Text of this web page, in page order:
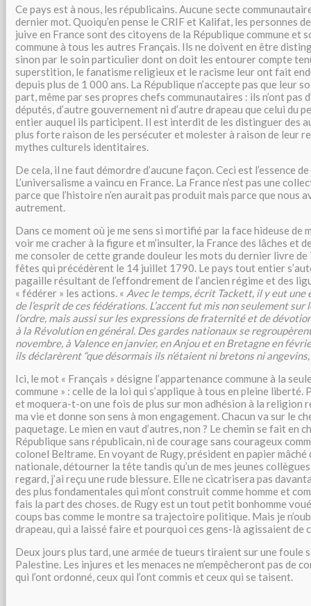
Ce pays est à nous, les républicains. Aucune secte
dernier mot. Quoiqu’en pense le CRIF et Kalifat, les personnes
juive en France sont des citoyens de la République commune et
commune à tous les autres Français. Ils ne doivent en être
sinon par le soin particulier dont on doit les entourer compte
superstition, le fanatisme religieux et le racisme leur ont fait
depuis plus de 1 000 ans. La République n’accepte pas que leur
part, même par ses propres chefs communautaires : ils n’ont pas
députés, d’autre gouvernement ni d’autre drapeau que celui du
entier auquel ils participent. Il est interdit de les distinguer des
plus forte raison de les persécuter et molester à raison de leur
mythes culturels identitaires.
De cela, il ne faut démordre d’aucune façon. Ceci est l’essence
L’universalisme a vaincu en France. La France n’est pas une
parce que l’histoire n’en aurait pas produit mais parce que nous
autrement.
Dans ce moment où je me sens si mortifié par la face hideuse de
voir me cracher à la figure et m’insulter, la France des lâches et
me consoler de cette grande douleur les mots du dernier livre
fêtes qui précédèrent le 14 juillet 1790. Le pays tout entier
pagaille résultant de l’effondrement de l’ancien régime et des
« fédérer » les actions. « Avec le temps, écrit Tackett, il y eut
de l’esprit de ces fédérations. L’accent fut mis non seulement
l’ordre, mais aussi sur les expressions de fraternité et de
à la Révolution en général. Des gardes nationaux se
novembre, à Valence en janvier, en Anjou et en Bretagne en
ils déclarèrent “que désormais ils n’étaient ni bretons ni
Ici, le mot « Français » désigne l’appartenance commune à la
commune » : celle de la loi qui s’applique à tous en pleine
et moquera-t-on une fois de plus sur mon adhésion à la religion
ma vie et donne son sens à mon engagement. Chacun va sur le
paquetage. Le mien en vaut d’autres, non ? Le chemin se fait en
République sans républicain, ni de courage sans courageux
colonel Beltrame. En voyant de Rugy, président en papier mâché
nationale, détourner la tête tandis qu’un de mes jeunes
regard, j’ai reçu une rude blessure. Elle ne cicatrisera pas
des plus fondamentales qui m’ont construit comme homme et
fais la part des choses. de Rugy est un tout petit bonhomme
coups bas comme le montre sa trajectoire politique. Mais je
drapeau, qui a laissé faire et pourquoi ces gens-là agissaient de
Deux jours plus tard, une armée de tueurs tiraient sur une foule
Palestine. Les injures et les menaces ne m’empêcheront pas de
qui l’ont ordonné, ceux qui l’ont commis et ceux qui se taisent.